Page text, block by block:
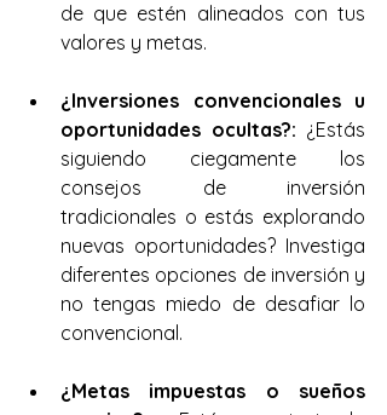
de que estén alineados con tus
valores y metas.
¿Inversiones convencionales u
oportunidades ocultas?: ¿Estás
siguiendo ciegamente los
consejos de inversión
tradicionales o estás explorando
nuevas oportunidades? Investiga
diferentes opciones de inversión y
no tengas miedo de desafiar lo
convencional.
¿Metas impuestas o sueños